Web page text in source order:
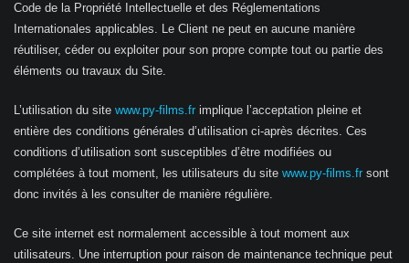
Code de la Propriété Intellectuelle et des Réglementations
Internationales applicables. Le Client ne peut en aucune manière
réutiliser, céder ou exploiter pour son propre compte tout ou partie des
éléments ou travaux du Site.
L’utilisation du site www.py-films.fr implique l’acceptation pleine et
entière des conditions générales d’utilisation ci-après décrites. Ces
conditions d’utilisation sont susceptibles d’être modifiées ou
complétées à tout moment, les utilisateurs du site www.py-films.fr sont
donc invités à les consulter de manière régulière.
Ce site internet est normalement accessible à tout moment aux
utilisateurs. Une interruption pour raison de maintenance technique peut